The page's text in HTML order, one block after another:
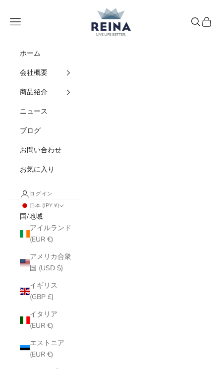
REINA
メニュー 検索カート
ホーム
会社概要
商品紹介
ニュース
ブログ
お問い合わせ
お気に入り
ログイン
日本 (JPY ¥)
国/地域
アイルランド
(EUR €)
アメリカ合衆
国 (USD $)
イギリス
(GBP £)
イタリア
(EUR €)
エストニア
(EUR €)